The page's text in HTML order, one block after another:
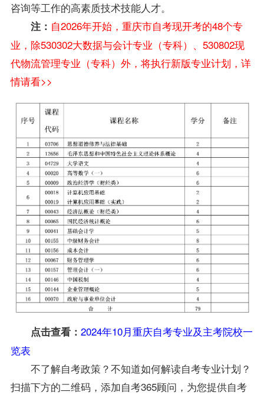
咨询等工作的高素质技术技能人才。
注： 自2026年开始，重庆市自考现开考的48个专
业，除530302大数据与会计专业（专科）、530802现
代物流管理专业（专科）外，将执行新版专业计划，详
情请看>>
点击查看： 2024年10月重庆自考专业及主考院校一
览表
不了解自考政策？不知道如何解读自考专业计划？
扫描下方的二维码，添加自考365顾问，为您提供自考